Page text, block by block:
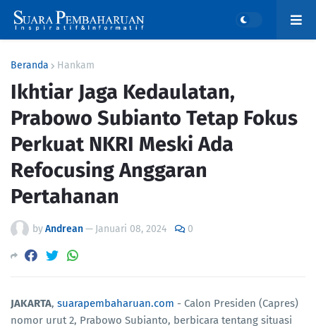
Beranda Hankam
Ikhtiar Jaga Kedaulatan,
Prabowo Subianto Tetap Fokus
Perkuat NKRI Meski Ada
Refocusing Anggaran
Pertahanan
byAndrean— Januari 08, 2024 0
JAKARTA, suarapembaharuan.com - Calon Presiden (Capres)
nomor urut 2, Prabowo Subianto, berbicara tentang situasi